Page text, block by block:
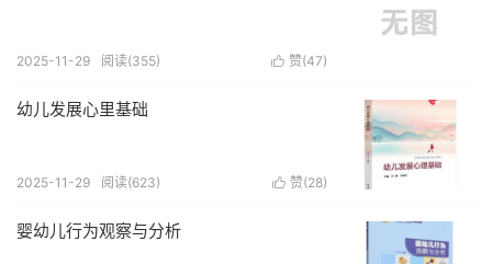
 赞(47)
2025-11-29 阅读(355)
幼儿发展心里基础
 赞(28)
2025-11-29 阅读(623)
婴幼儿行为观察与分析